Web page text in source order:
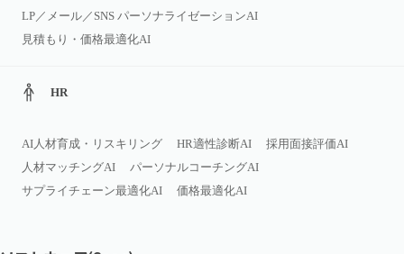
LP／メール／SNS パーソナライゼーションAI
見積もり・価格最適化AI
HR
AI人材育成・リスキリング HR適性診断AI
採用面接評価AI
人材マッチングAI
パーソナルコーチングAI
サプライチェーン最適化AI
価格最適化AI